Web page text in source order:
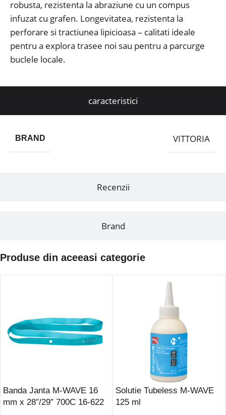
robusta, rezistenta la abraziune cu un compus
infuzat cu grafen. Longevitatea, rezistenta la
perforare si tractiunea lipicioasa – calitati ideale
pentru a explora trasee noi sau pentru a parcurge
buclele locale.
caracteristici
Recenzii
Brand
BRAND VITTORIA
Produse din aceeasi categorie
Banda Janta M-WAVE 16
mm x 28″/29″ 700C 16-622
Solutie Tubeless M-WAVE
125 ml